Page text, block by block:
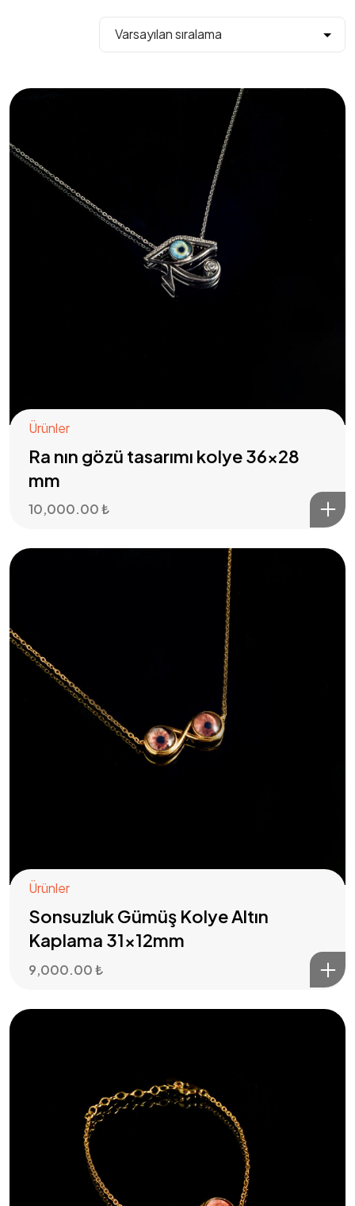
Ürünler
Ra nın gözü tasarımı kolye 36×28
mm
10,000.00₺
Ürünler
Sonsuzluk Gümüş Kolye Altın
Kaplama 31x12mm
9,000.00₺